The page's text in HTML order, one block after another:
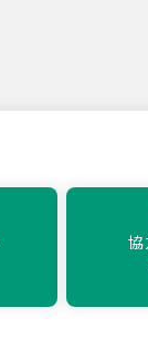
简体中文
協